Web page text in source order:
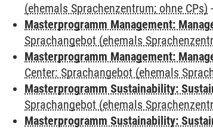
(ehemals Sprachenzentrum; ohne CPs) -
Masterprogramm Management:
Sprachangebot (ehemals
Masterprogramm Management:
Center: Sprachangebot (ehemals
Masterprogramm Sustainability:
Sprachangebot (ehemals
Masterprogramm Sustainability: